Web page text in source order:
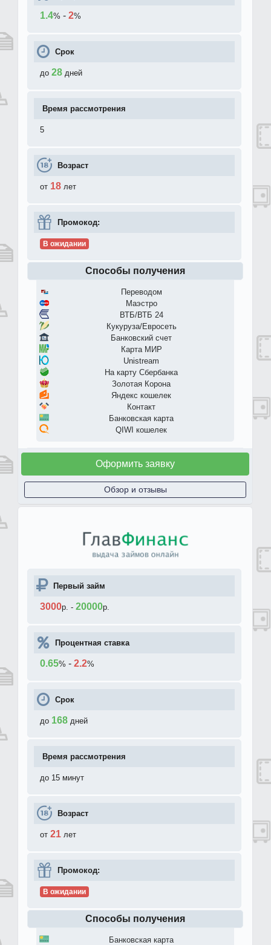
1.4% - 2%
Срок
до 28 дней
Время рассмотрения
5
Возраст
от 18 лет
Промокод:
В ожидании
Способы получения
Переводом
Маэстро
ВТБ/ВТБ 24
Кукуруза/Евросеть
Банковский счет
Карта МИР
Unistream
На карту Сбербанка
Золотая Корона
Яндекс кошелек
Контакт
Банковская карта
QIWI кошелек
Оформить заявку
Обзор и отзывы
Первый займ
3000р. - 20000р.
Процентная ставка
0.65% - 2.2%
Срок
до 168 дней
Время рассмотрения
до 15 минут
Возраст
от 21 лет
Промокод:
В ожидании
Способы получения
Банковская карта